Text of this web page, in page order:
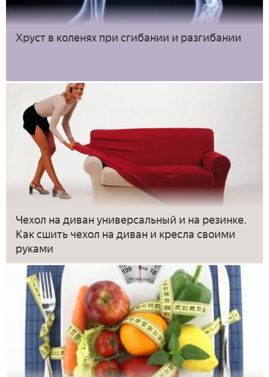
Хруст в коленях при сгибании и разгибании
Чехол на диван универсальный и на резинке.
Как сшить чехол на диван и кресла своими
руками